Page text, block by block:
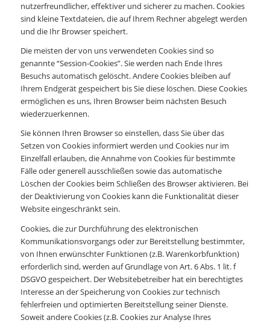
nutzerfreundlicher, effektiver und sicherer zu machen. Cookies
sind kleine Textdateien, die auf Ihrem Rechner abgelegt werden
und die Ihr Browser speichert.
Die meisten der von uns verwendeten Cookies sind so
genannte “Session-Cookies”. Sie werden nach Ende Ihres
Besuchs automatisch gelöscht. Andere Cookies bleiben auf
Ihrem Endgerät gespeichert bis Sie diese löschen. Diese Cookies
ermöglichen es uns, Ihren Browser beim nächsten Besuch
wiederzuerkennen.
Sie können Ihren Browser so einstellen, dass Sie über das
Setzen von Cookies informiert werden und Cookies nur im
Einzelfall erlauben, die Annahme von Cookies für bestimmte
Fälle oder generell ausschließen sowie das automatische
Löschen der Cookies beim Schließen des Browser aktivieren. Bei
der Deaktivierung von Cookies kann die Funktionalität dieser
Website eingeschränkt sein.
Cookies, die zur Durchführung des elektronischen
Kommunikationsvorgangs oder zur Bereitstellung bestimmter,
von Ihnen erwünschter Funktionen (z.B. Warenkorbfunktion)
erforderlich sind, werden auf Grundlage von Art. 6 Abs. 1 lit. f
DSGVO gespeichert. Der Websitebetreiber hat ein berechtigtes
Interesse an der Speicherung von Cookies zur technisch
fehlerfreien und optimierten Bereitstellung seiner Dienste.
Soweit andere Cookies (z.B. Cookies zur Analyse Ihres